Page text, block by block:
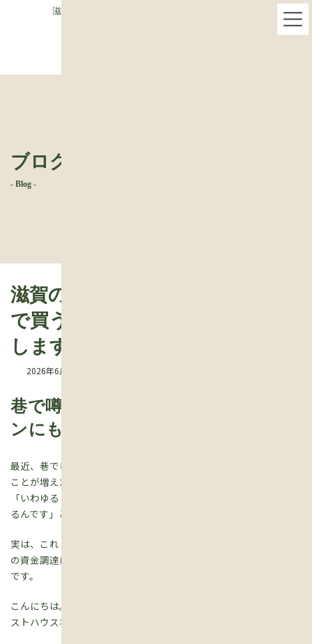
へ
ョ
滋賀県栗東市で木の家専門・ベストハウスネクスト
ブログ
- Blog -
滋賀の家づくり｜家も「残クレ」
で買う時代？4つのリスクを解説
します
2026年6月24日
巷で噂の「残クレ」、実は住宅ロー
ンにもあるんです
最近、巷でピカピカの高級車に乗っている若い子たちを見かける
ことが増えたな、みんなすごいな、と思って話を聞いてみると、
「いわゆる『残クレ（残価設定型クレジット）』を使って買ってい
るんです」という声を耳にすることがあります。
実は、これと全く同じような仕組みが、いま住宅を購入するとき
の資金調達にも登場しています。それが「残価設定型住宅ローン」
です。
こんにちは。滋賀県
ストハウスネクストの